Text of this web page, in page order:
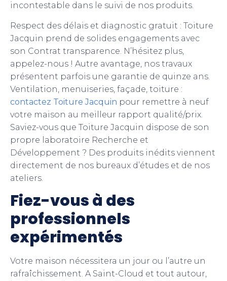
incontestable dans le suivi de nos produits.
Respect des délais et diagnostic gratuit : Toiture
Jacquin prend de solides engagements avec
son Contrat transparence. N’hésitez plus,
appelez-nous ! Autre avantage, nos travaux
présentent parfois une garantie de quinze ans.
Ventilation, menuiseries, façade, toiture :
contactez Toiture Jacquin pour remettre à neuf
votre maison au meilleur rapport qualité/prix.
Saviez-vous que Toiture Jacquin dispose de son
propre laboratoire Recherche et
Développement ? Des produits inédits viennent
directement de nos bureaux d’études et de nos
ateliers.
Fiez-vous à des
professionnels
expérimentés
Votre maison nécessitera un jour ou l’autre un
rafraîchissement. A Saint-Cloud et tout autour,